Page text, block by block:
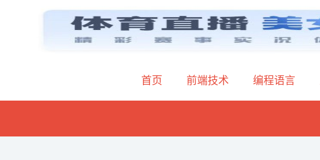
首页 前端技术 编程语言